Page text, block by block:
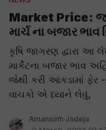
Market Price:
માર્ચ ના બજાર ભાવ
કૃષિ જાગરણ દ્વારા
માર્કેટના બજાર ભાવ
જેથી કરી આંકડામાં ફેર
વાચકો એ ધ્યાને લેવું,
Amansinh Jadeja